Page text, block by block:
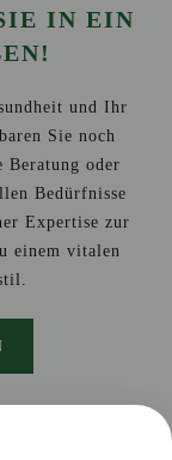
IN EIN
und Ihr
Sie noch
Beratung oder
Bedürfnisse
Expertise zur
einem vitalen